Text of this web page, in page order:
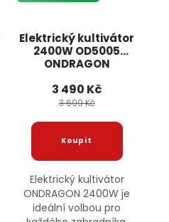
Elektrický kultivátor
2400W OD5005
ONDRAGON
3 490 Kč
3 699 Kč
Elektrický kultivátor
ONDRAGON 2400W je
ideální volbou pro